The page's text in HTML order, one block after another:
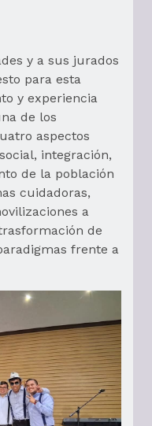
y a sus jurados
para esta
y experiencia
de los
aspectos
integración,
de la población
cuidadoras,
a
de
frente a